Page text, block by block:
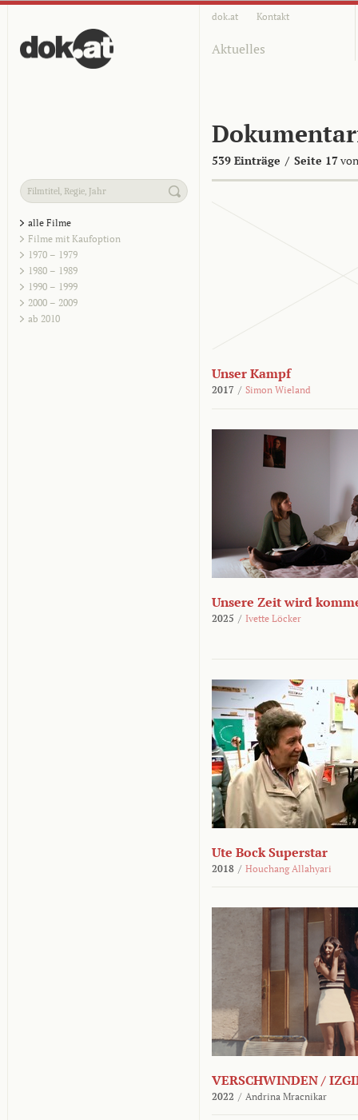
dok.at Kontakt
Aktuelles
539 Einträge / Seite 17
alle Filme
Filme mit Kaufoption
1970 – 1979
1980 – 1989
1990 – 1999
2000 – 2009
ab 2010
Unser Kampf
2017 / Simon Wieland
Unsere Zeit wird
2025 / Ivette Löcker
Ute Bock Superstar
2018 / Houchang Allahyari
VERSCHWINDEN /
2022 / Andrina Mracnikar